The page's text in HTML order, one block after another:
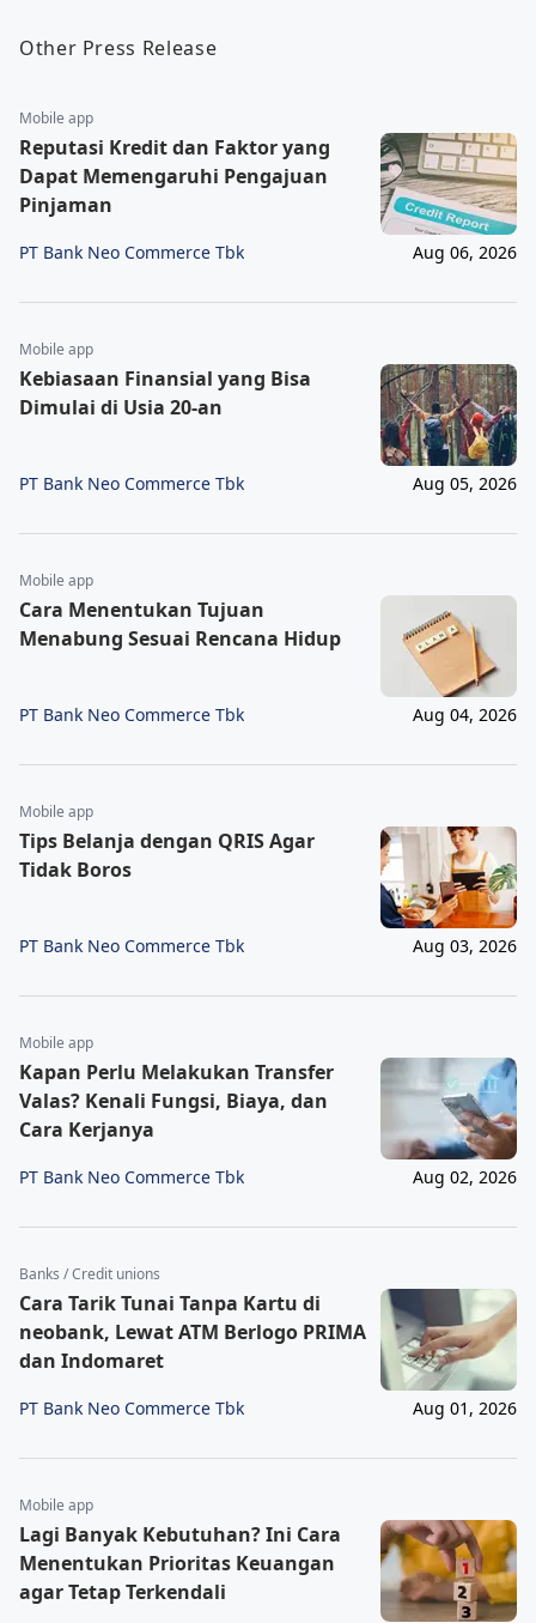
Other Press Release
Mobile app
Reputasi Kredit dan Faktor yang
Dapat Memengaruhi Pengajuan
Pinjaman
PT Bank Neo Commerce Tbk Aug 06, 2026
Mobile app
Kebiasaan Finansial yang Bisa
Dimulai di Usia 20-an
PT Bank Neo Commerce Tbk Aug 05, 2026
Mobile app
Cara Menentukan Tujuan
Menabung Sesuai Rencana Hidup
PT Bank Neo Commerce Tbk Aug 04, 2026
Mobile app
Tips Belanja dengan QRIS Agar
Tidak Boros
PT Bank Neo Commerce Tbk Aug 03, 2026
Mobile app
Kapan Perlu Melakukan Transfer
Valas? Kenali Fungsi, Biaya, dan
Cara Kerjanya
PT Bank Neo Commerce Tbk Aug 02, 2026
Banks / Credit unions
Cara Tarik Tunai Tanpa Kartu di
neobank, Lewat ATM Berlogo PRIMA
dan Indomaret
PT Bank Neo Commerce Tbk Aug 01, 2026
Mobile app
Lagi Banyak Kebutuhan? Ini Cara
Menentukan Prioritas Keuangan
agar Tetap Terkendali